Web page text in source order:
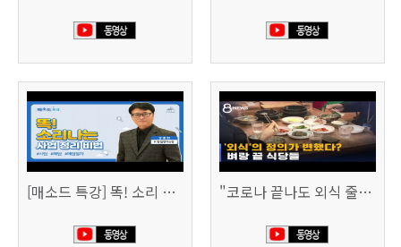
[매소드 특강] 똑! 소리 나는 사업 정리 비법 "코로나 끝나도 외식 줄이겠다"…위기의 식당들 (SBS 8시 뉴스)